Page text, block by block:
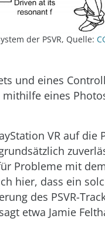
der PSVR, Quelle:
und eines
eines
VR auf die
Probleme mit
hier, dass ein
des PSVR-
etwa Jamie